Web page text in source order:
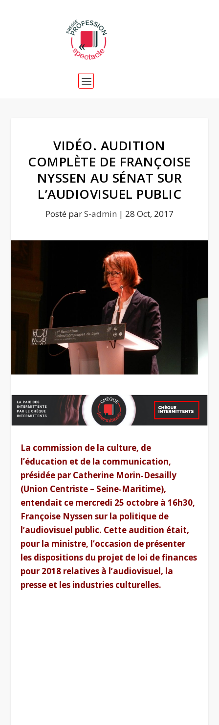
VIDÉO. AUDITION
COMPLÈTE DE FRANÇOISE
NYSSEN AU SÉNAT SUR
L’AUDIOVISUEL PUBLIC
Posté parS-admin | 28 Oct, 2017
La commission de la culture, de
l’éducation et de la communication,
présidée par Catherine Morin‑Desailly
(Union Centriste – Seine‑Maritime),
entendait ce mercredi 25 octobre à 16h30,
Françoise Nyssen sur la politique de
l’audiovisuel public. Cette audition était,
pour la ministre, l’occasion de présenter
les dispositions du projet de loi de finances
pour 2018 relatives à l’audiovisuel, la
presse et les industries culturelles.